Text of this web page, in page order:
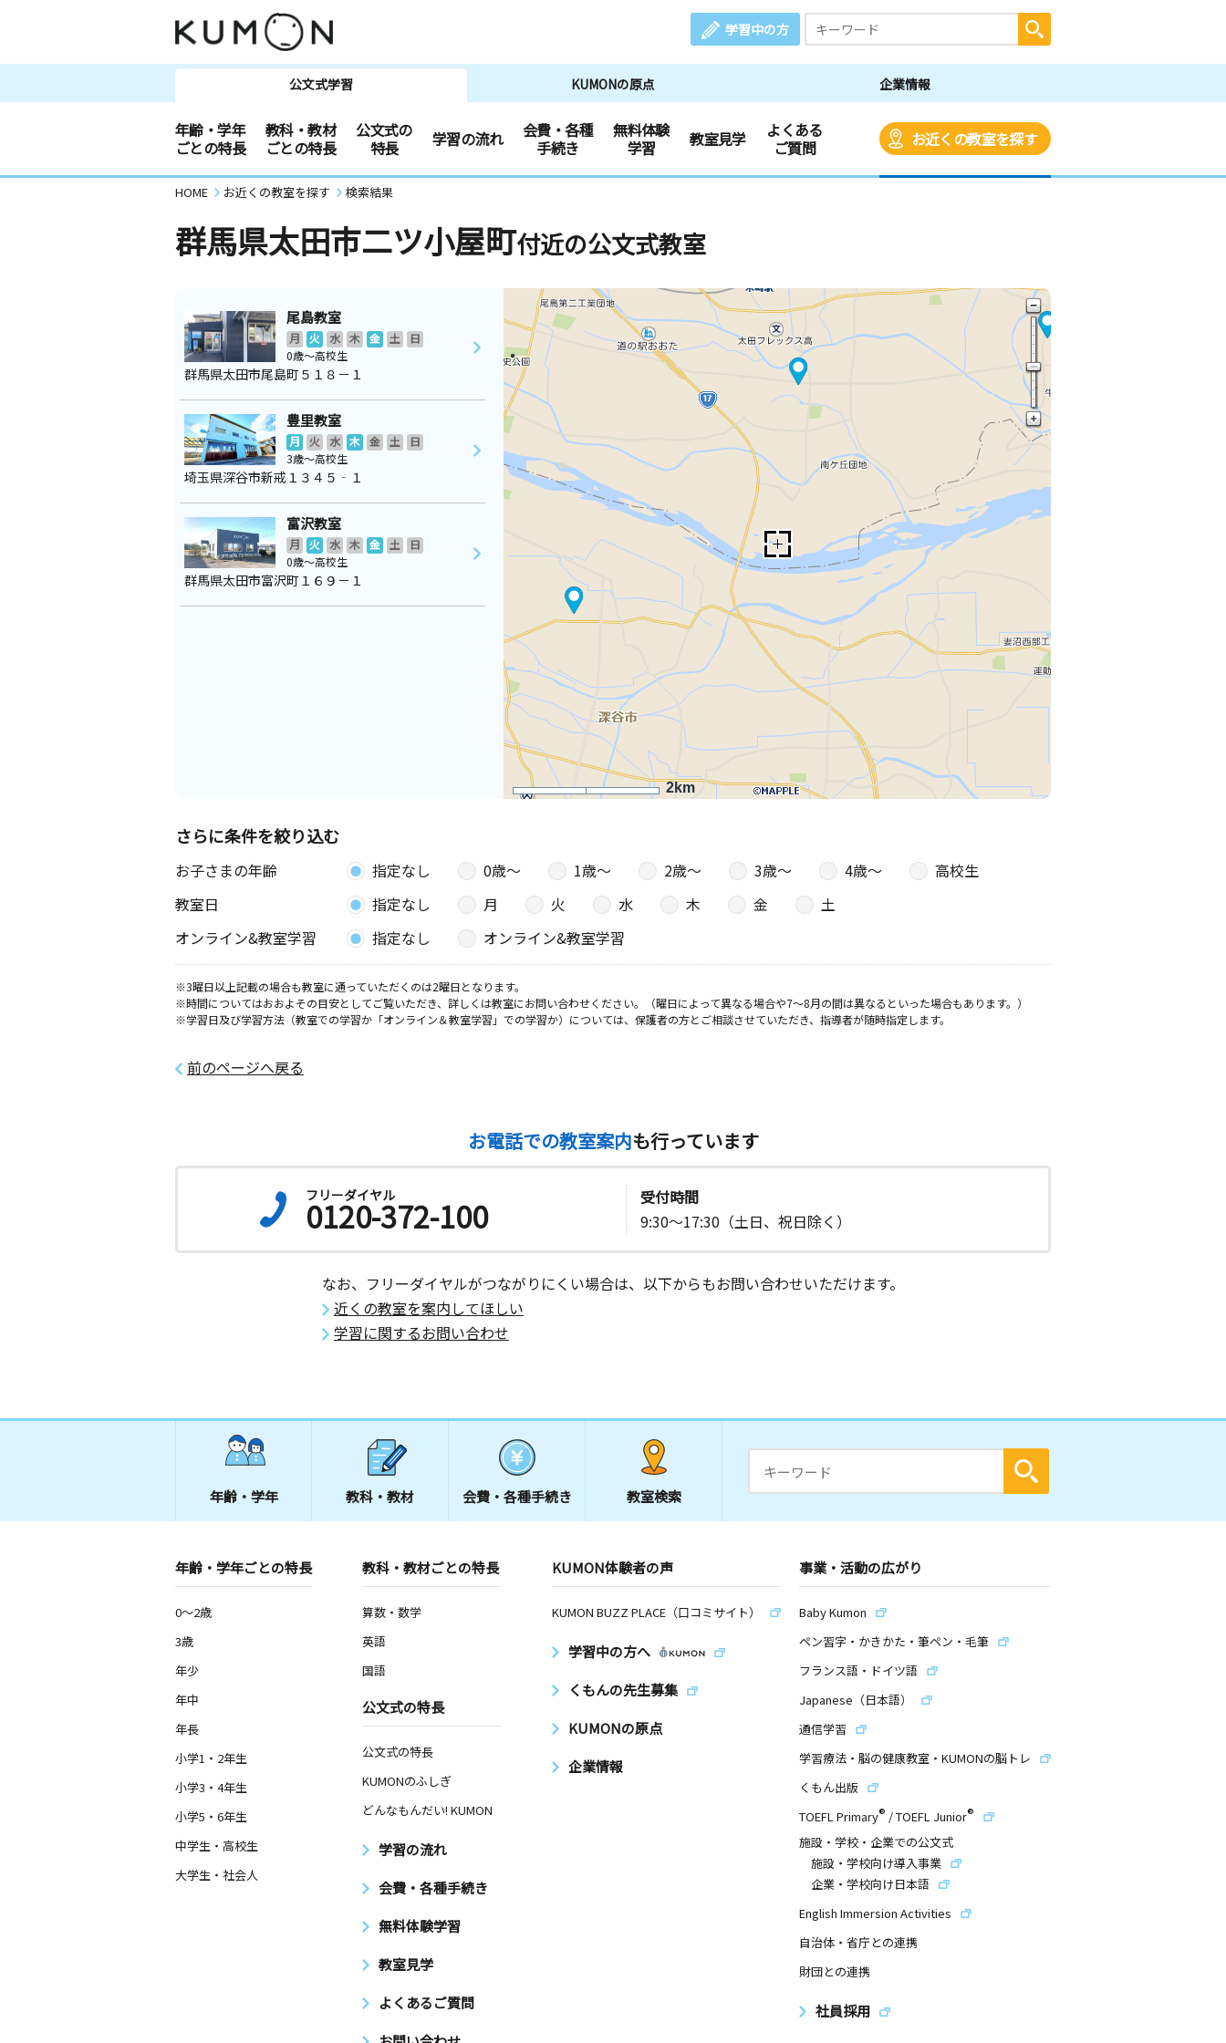
学習中の方
公文式学習 KUMONの原点 企業情報
年齢・学年
ごとの特長
教科・教材
ごとの特長
公文式の
特長
学習の流れ
会費・各種
手続き
無料体験
学習
教室見学
よくある
ご質問
お近くの教室を探す
HOME お近くの教室を探す 検索結果
群馬県太田市二ツ小屋町付近の公文式教室
2km
尾島教室
月 火 水 木 金 土
日
0歳～高校生
群馬県太田市尾島町５１８－１
豊里教室
月 火 水 木 金 土
日
3歳～高校生
埼玉県深谷市新戒１３４５‐１
富沢教室
月 火 水 木 金 土
日
0歳～高校生
群馬県太田市富沢町１６９－１
さらに条件を絞り込む
お子さまの年齢 指定なし 0歳〜 1歳〜 2歳〜 3歳〜 4歳〜
高校生
教室日
指定なし 月 火 水 木 金
土
オンライン&教室学習
指定なし オンライン&教室学習
※3曜日以上記載の場合も教室に通っていただくのは2曜日となります。
※時間についてはおおよその目安としてご覧いただき、詳しくは教室にお問い合わせください。（曜日によって異なる場合や7～8月の間は異なるといった場合もあります。）
※学習日及び学習方法（教室での学習か「オンライン＆教室学習」での学習か）については、保護者の方とご相談させていただき、指導者が随時指定します。
前のページへ戻る
お電話での教室案内も行っています
フリーダイヤル
0120-372-100
受付時間
9:30～17:30（土日、祝日除く）
なお、フリーダイヤルがつながりにくい場合は、以下からもお問い合わせいただけます。
近くの教室を案内してほしい
学習に関するお問い合わせ
年齢・学年 教科・教材 会費・ 各種手続き 教室検索
年齢・学年ごとの特長
0～2歳
3歳
年少
年中
年長
小学1・2年生
小学3・4年生
小学5・6年生
中学生・高校生
大学生・社会人
教科・教材ごとの特長
算数・数学
英語
国語
公文式の特長
公文式の特長
KUMONのふしぎ
どんなもんだい! KUMON
学習の流れ
会費・各種手続き
無料体験学習
教室見学
よくあるご質問
KUMON体験者の声
KUMON BUZZ PLACE（口コミサイト）
学習中の方へ
くもんの先生募集
KUMONの原点
企業情報
事業・活動の広がり
Baby Kumon
ペン習字・かきかた・筆ペン・毛筆
フランス語・ドイツ語
Japanese（日本語）
通信学習
学習療法・脳の健康教室・KUMONの脳トレ
くもん出版
TOEFL Primary® /TOEFL Junior®
施設・学校・企業での公文式
施設・学校向け導入事業
企業・学校向け日本語
English Immersion Activities
自治体・省庁との連携
財団との連携
社員採用